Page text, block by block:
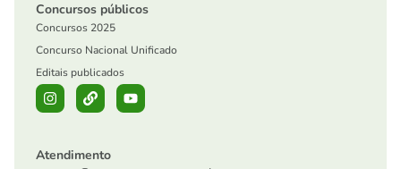
Concursos públicos
Concursos 2025
Concurso Nacional Unificado
Editais publicados
Atendimento